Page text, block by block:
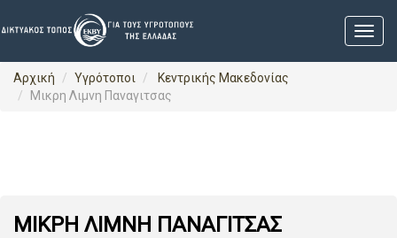
Αρχική Υγρότοποι
Κεντρικής Μακεδονίας
Μικρη Λιμνη Παναγιτσας
ΜΙΚΡΗ ΛΙΜΝΗ ΠΑΝΑΓΙΤΣΑΣ